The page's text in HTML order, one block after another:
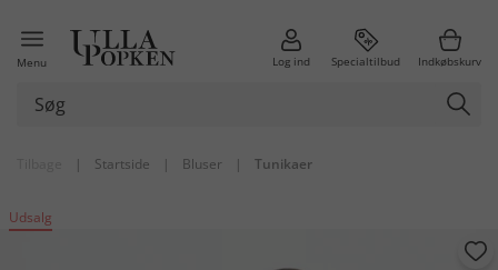
Menu Log ind Specialtilbud Indkøbskurv
| Startside | Bluser | Tunikaer
Udsalg